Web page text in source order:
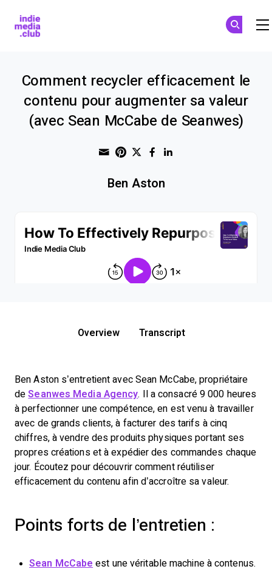
Comment recycler efficacement le
contenu pour augmenter sa valeur
(avec Sean McCabe de Seanwes)
Share through Email
Print this page
Share on Pinterest
Share on Twitter
Share on
Ben Aston
Overview Transcript
Ben Aston s’entretient avec Sean McCabe, propriétaire
deSeanwes Media Agency. Il a consacré 9 000 heures
à perfectionner une compétence, en est venu à travailler
avec de grands clients, à facturer des tarifs à cinq
chiffres, à vendre des produits physiques portant ses
propres créations et à expédier des commandes chaque
jour. Écoutez pour découvrir comment réutiliser
efficacement du contenu afin d’accroître sa valeur.
Points forts de l’entretien :
Sean McCabe est une véritable machine à contenus.